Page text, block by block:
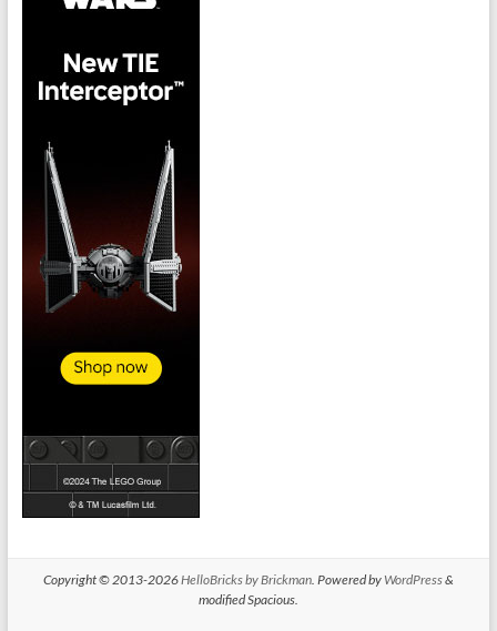
Copyright © 2013-2026HelloBricks by Brickman. Powered by WordPress&
modified Spacious.